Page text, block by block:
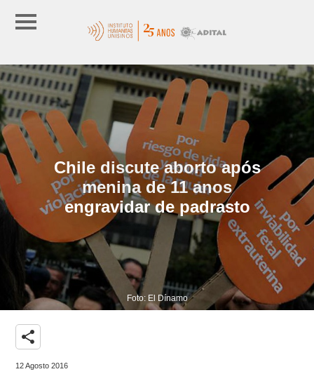
Chile discute aborto após
menina de 11 anos
engravidar de padrasto
Foto: El Dínamo
share
12 Agosto 2016